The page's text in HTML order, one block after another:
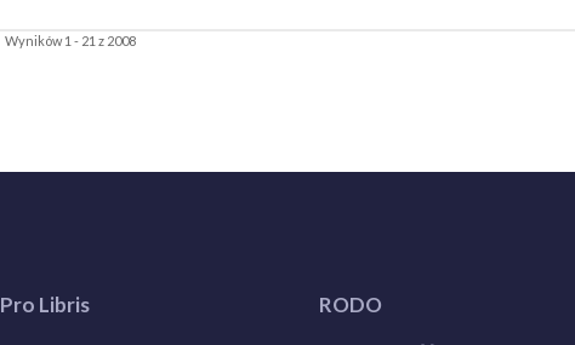
Wyników 1 - 21 z 2008
Libris
RODO